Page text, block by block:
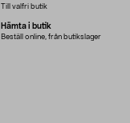
Till valfri butik
Hämta i butik
Beställ online, från butikslager